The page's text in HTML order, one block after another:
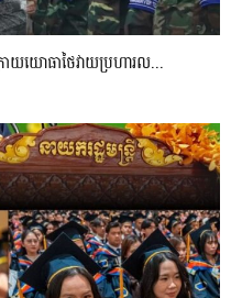
យយោធាថៃវាយប្រហារល...